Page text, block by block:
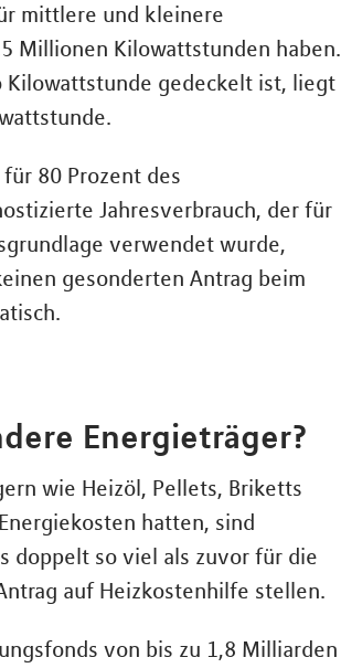
mittlere und kleinere
Millionen Kilowattstunden haben.
Kilowattstunde gedeckelt ist, liegt
80 Prozent des
Jahresverbrauch, der für
verwendet wurde,
gesonderten Antrag beim
Energieträger?
wie Heizöl, Pellets, Briketts
hatten, sind
doppelt so viel als zuvor für die
auf Heizkostenhilfe stellen.
von bis zu 1,8 Milliarden